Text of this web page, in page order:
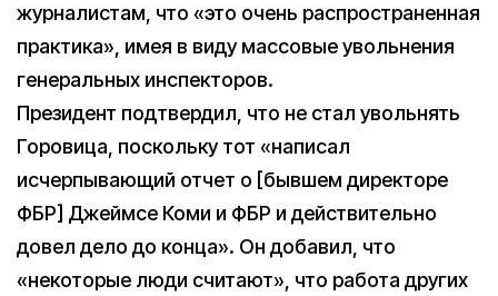
журналистам, что «это очень распространенная
практика», имея в виду массовые увольнения
генеральных инспекторов.
Президент подтвердил, что не стал увольнять
Горовица, поскольку тот «написал
исчерпывающий отчет о [бывшем директоре
ФБР] Джеймсе Коми и ФБР и действительно
довел дело до конца». Он добавил, что
«некоторые люди считают», что работа других